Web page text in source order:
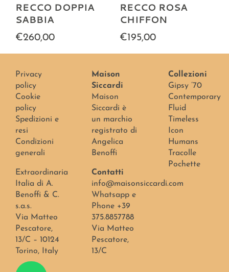
RECCO DOPPIA
SABBIA
€260,00
RECCO ROSA
CHIFFON
€195,00
Privacy
policy
Cookie
policy
Spedizioni e
resi
Condizioni
generali
Extraordinaria
Italia di A.
Benoffi & C.
s.a.s.
Via Matteo
Pescatore,
13/C – 10124
Torino, Italy
Maison
Siccardi
Maison
Siccardi è
un marchio
registrato di
Angelica
Benoffi
Contatti
info@maisonsiccardi.com
Whatsapp e
Phone +39
375.8857788
Via Matteo
Pescatore,
13/C
Collezioni
Gipsy ’70
Contemporary
Fluid
Timeless
Icon
Humans
Tracolle
Pochette